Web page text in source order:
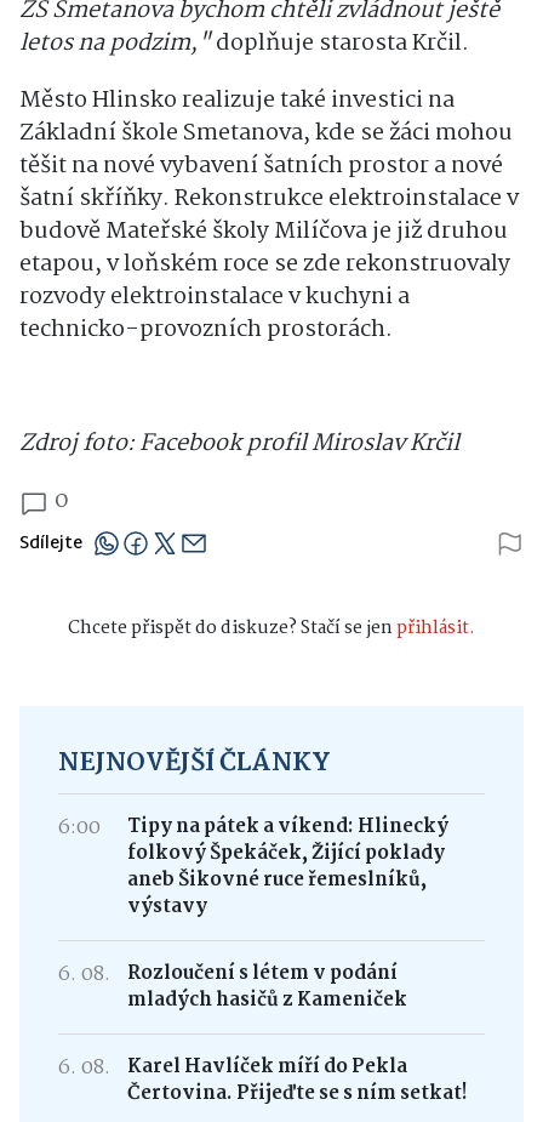
ZŠ Smetanova bychom chtěli zvládnout ještě
letos na podzim,"doplňuje starosta Krčil.
Město Hlinsko realizuje také investici na
Základní škole Smetanova, kde se žáci mohou
těšit na nové vybavení šatních prostor a nové
šatní skříňky. Rekonstrukce elektroinstalace v
budově Mateřské školy Milíčova je již druhou
etapou, v loňském roce se zde rekonstruovaly
rozvody elektroinstalace v kuchyni a
technicko-provozních prostorách.
Zdroj foto: Facebook profil Miroslav Krčil
0
Sdílejte
Chcete přispět do diskuze? Stačí se jenpřihlásit.
NEJNOVĚJŠÍ ČLÁNKY
6:00
Tipy na pátek a víkend: Hlinecký
folkový Špekáček, Žijící poklady
aneb Šikovné ruce řemeslníků,
výstavy
6. 08.
Rozloučení s létem v podání
mladých hasičů z Kameniček
6. 08.
Karel Havlíček míří do Pekla
Čertovina. Přijeďte se s ním setkat!